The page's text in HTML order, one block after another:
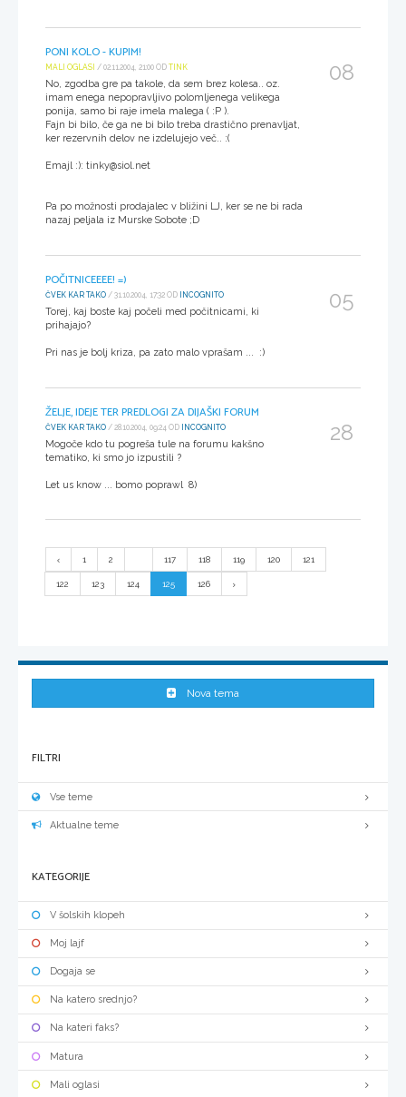
PONI KOLO - KUPIM!
MALI OGLASI / 02.11.2004, 21:00 OD TINK
No, zgodba gre pa takole, da sem brez kolesa.. oz.
imam enega nepopravljivo polomljenega velikega
ponija, samo bi raje imela malega ( :P ).
Fajn bi bilo, če ga ne bi bilo treba drastično prenavljat,
ker rezervnih delov ne izdelujejo več.. :(
Emajl :): tinky@siol.net
Pa po možnosti prodajalec v bližini LJ, ker se ne bi rada
nazaj peljala iz Murske Sobote ;D
08
POČITNICEEEE! =)
ČVEK KAR TAKO / 31.10.2004, 17:32 OD INCOGNITO
Torej, kaj boste kaj počeli med počitnicami, ki
prihajajo?
Pri nas je bolj kriza, pa zato malo vprašam ... :)
05
ŽELJE, IDEJE TER PREDLOGI ZA DIJAŠKI FORUM
ČVEK KAR TAKO / 28.10.2004, 09:24 OD INCOGNITO
Mogoče kdo tu pogreša tule na forumu kakšno
tematiko, ki smo jo izpustili ?
Let us know ... bomo poprawl 8)
28
1 2 117 118 119 120 121
122 123 124 125 126
Nova tema
FILTRI
Vse teme
Aktualne teme
KATEGORIJE
V šolskih klopeh
Moj lajf
Dogaja se
Na katero srednjo?
Na kateri faks?
Matura
Mali oglasi